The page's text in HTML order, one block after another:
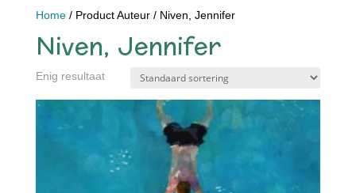
Home/ Product Auteur / Niven, Jennifer
Niven, Jennifer
Enig resultaat